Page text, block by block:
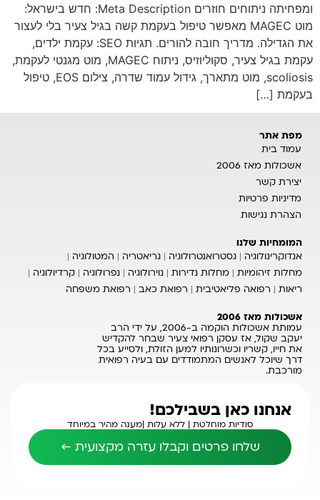
ומפחיתה ניתוחים חוזרים Meta Description: חדש בישראל:
מוט MAGEC מאפשר טיפול בעקמת קשה בגיל צעיר בלי לעצור
את הגדילה. מדריך חובה להורים. תגיות SEO: עקמת ילדים,
עקמת בגיל צעיר, סקוליוזיס, ניתוח MAGEC, מוט מגנטי לעקמת,
scoliosis, מוט מתארך, גידול עמוד שדרה, צילום EOS, טיפול
בעקמת […]
מפת אתר
עמוד בית
אשכולות מאז 2006
יצירת קשר
מדיניות פרטיות
הצהרת נגישות
המומחיות שלנו
אנדוקרינולוגיה
גסטרואנטרולוגיה גריאטריה
המטולוגיה
מחלות זיהומיות
מחלות נדירות נוירולוגיה נפרולוגיה
קרדיולוגיה
ריאות
רפואה פליאטיבית רפואת כאב רפואת משפחה
אשכולות מאז 2006
עמותת אשכולות הוקמה ב-2006, על ידי הרב
יעקב שקול, אז עסקן רפואי צעיר שבחר להקדיש
את חייו, קשריו וכשרונותיו למען הזולת, ולסייע בכל
דרך שיוכל לאנשים המתמודדים עם בעיה רפואית
מורכבת.
אנחנו כאן בשבילכם!
סודיות מוחלטת | ללא עלות |מענה מהיר במיוחד
שלחו פרטים וקבלו עזרה מקצועית ←